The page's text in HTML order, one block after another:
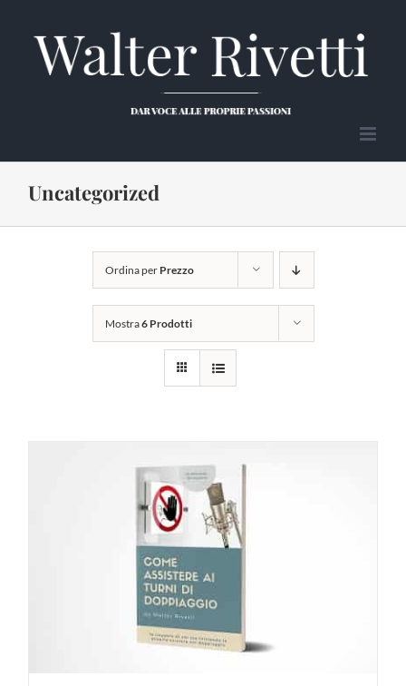
contenuto
Uncategorized
Ordina per Prezzo
Mostra6 Prodotti
AGGIUNGI AL CARRELLO